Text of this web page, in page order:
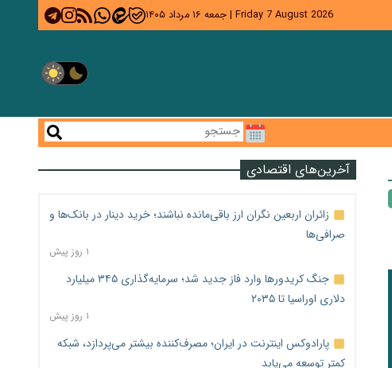
Friday 7 August 2026
| جمعه ۱۶ مرداد ۱۴۰۵
آخرین‌های اقتصادی
زائران اربعین نگران ارز باقی‌مانده نباشند؛ خرید دینار در بانک‌ها و
صرافی‌ها
۱ روز پیش
جنگ کریدورها وارد فاز جدید شد؛ سرمایه‌گذاری ۳۴۵ میلیارد
دلاری اوراسیا تا ۲۰۳۵
۱ روز پیش
پارادوکس اینترنت در ایران؛ مصرف‌کننده بیشتر می‌پردازد، شبکه
کمتر توسعه می‌یابد